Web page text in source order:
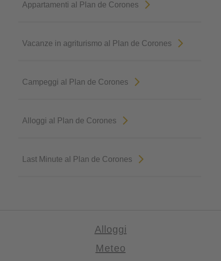
Appartamenti al Plan de Corones
Vacanze in agriturismo al Plan de Corones
Campeggi al Plan de Corones
Alloggi al Plan de Corones
Last Minute al Plan de Corones
Alloggi
Meteo